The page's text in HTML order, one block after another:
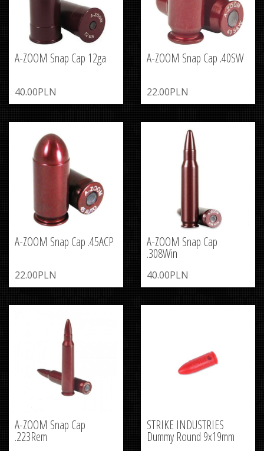
A-ZOOM Snap Cap 12ga
40.00PLN
A-ZOOM Snap Cap .40SW
22.00PLN
A-ZOOM Snap Cap .45ACP
22.00PLN
A-ZOOM Snap Cap
.308Win
40.00PLN
A-ZOOM Snap Cap
.223Rem
STRIKE INDUSTRIES
Dummy Round 9x19mm